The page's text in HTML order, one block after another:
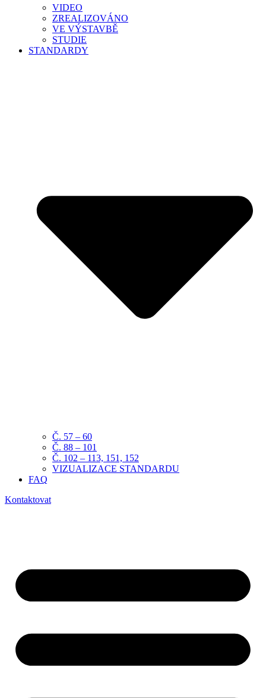
VIDEO
ZREALIZOVÁNO
VE VÝSTAVBĚ
STUDIE
STANDARDY
Č. 57 – 60
Č. 88 – 101
Č. 102 – 113, 151, 152
VIZUALIZACE STANDARDU
FAQ
Kontaktovat